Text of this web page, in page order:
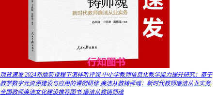
现货速发 2024新版新课程下怎样听评课 中小学教师信息化教学能力提升研究：基于
教学数字元资源建设与应用的课例研修 廉洁从教铸师魂：新时代教师廉洁从业实务
全国教师廉洁文化建设推荐图书 廉洁从教铸师魂